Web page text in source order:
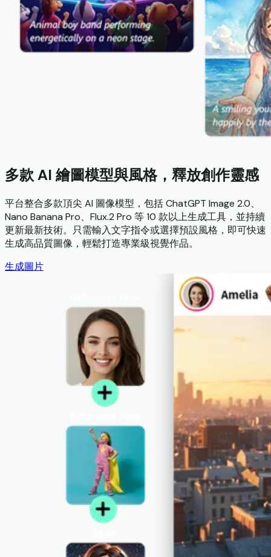
多款 AI 繪圖模型與風格，釋放創作靈感
平台整合多款頂尖 AI 圖像模型，包括 ChatGPT Image 2.0、
Nano Banana Pro、Flux.2 Pro 等 10 款以上生成工具，並持續
更新最新技術。只需輸入文字指令或選擇預設風格，即可快速
生成高品質圖像，輕鬆打造專業級視覺作品。
生成圖片